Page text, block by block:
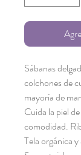
Sábanas
colchones de
mayoría de
Cuida la piel
comodidad.
Tela orgánica